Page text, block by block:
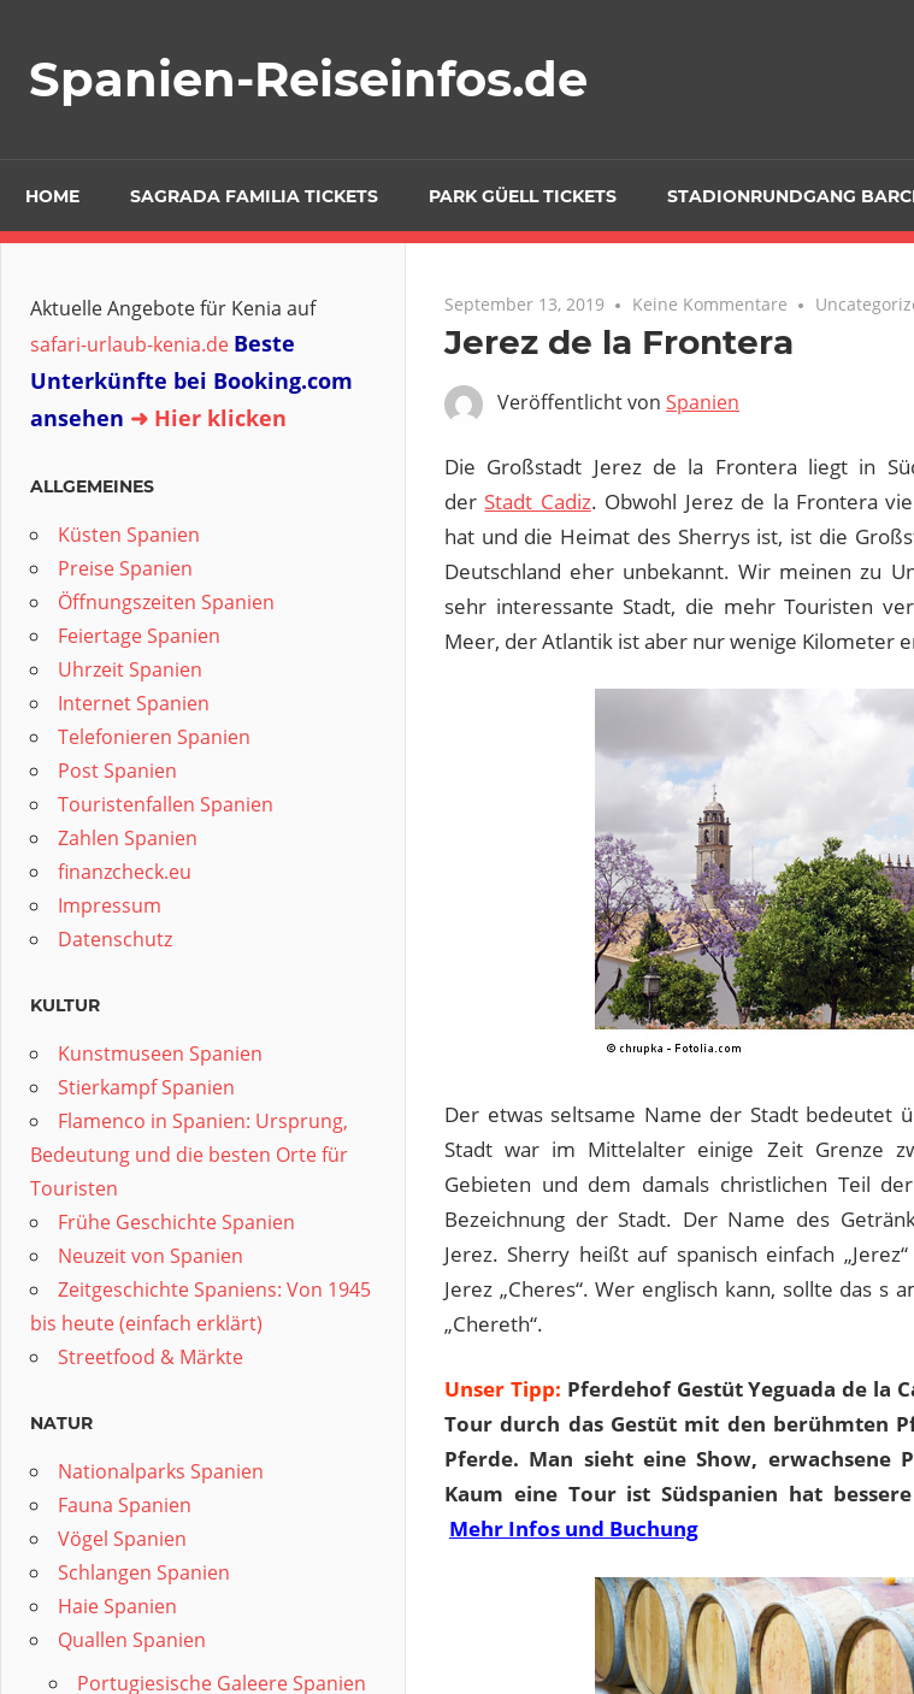
springen
Spanien-Reiseinfos.de
HOME SAGRADA FAMILIA TICKETS PARK GÜELL TICKETS STADIONRUNDGANG
September 13, 2019 Keine Kommentare
Jerez de la Frontera
Veröffentlicht von Spanien
Die Großstadt Jerez de la Frontera liegt in
der Stadt Cadiz. Obwohl Jerez de la Frontera
hat und die Heimat des Sherrys ist, ist die
Deutschland eher unbekannt. Wir meinen zu
sehr interessante Stadt, die mehr Touristen
Meer, der Atlantik ist aber nur wenige Kilometer
Der etwas seltsame Name der Stadt bedeutet
Stadt war im Mittelalter einige Zeit Grenze
Gebieten und dem damals christlichen Teil
Bezeichnung der Stadt. Der Name des
Jerez. Sherry heißt auf spanisch einfach
Jerez „Cheres“. Wer englisch kann, sollte das s
„Chereth“.
Unser Tipp: Pferdehof Gestüt Yeguada de la
Tour durch das Gestüt mit den berühmten
Pferde. Man sieht eine Show, erwachsene
Kaum eine Tour ist Südspanien hat
Mehr Infos und Buchung
Aktuelle Angebote für Kenia auf
safari-urlaub-kenia.de Beste
Unterkünfte bei Booking.com
ansehen ➜ Hier klicken
ALLGEMEINES
Küsten Spanien
Preise Spanien
Öffnungszeiten Spanien
Feiertage Spanien
Uhrzeit Spanien
Internet Spanien
Telefonieren Spanien
Post Spanien
Touristenfallen Spanien
Zahlen Spanien
finanzcheck.eu
Impressum
Datenschutz
KULTUR
Kunstmuseen Spanien
Stierkampf Spanien
Flamenco in Spanien: Ursprung,
Bedeutung und die besten Orte für
Touristen
Frühe Geschichte Spanien
Neuzeit von Spanien
Zeitgeschichte Spaniens: Von 1945
bis heute (einfach erklärt)
Streetfood & Märkte
NATUR
Nationalparks Spanien
Fauna Spanien
Vögel Spanien
Schlangen Spanien
Haie Spanien
Quallen Spanien
Portugiesische Galeere Spanien